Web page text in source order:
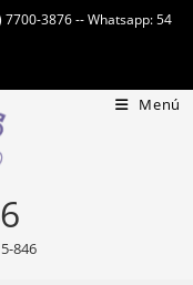
3876 -- Whatsapp: 54
Menú
846